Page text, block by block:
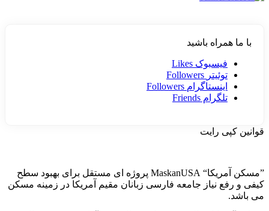
با ما همراه باشید
فیسبوک Likes
توئیتر Followers
اینستاگرام Followers
تلگرام Friends
قوانین کپی رایت
”مسکن آمریکا“ MaskanUSA پروژه ای مستقل برای بهبود سطح
کیفی و رفع نیاز جامعه فارسی زبانان مقیم آمریکا در زمینه مسکن
می باشد.